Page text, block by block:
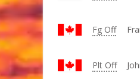
Fg Off
Plt Off